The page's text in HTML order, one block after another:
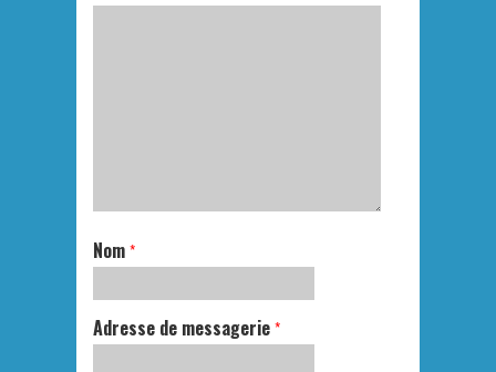
Nom *
Adresse de messagerie *